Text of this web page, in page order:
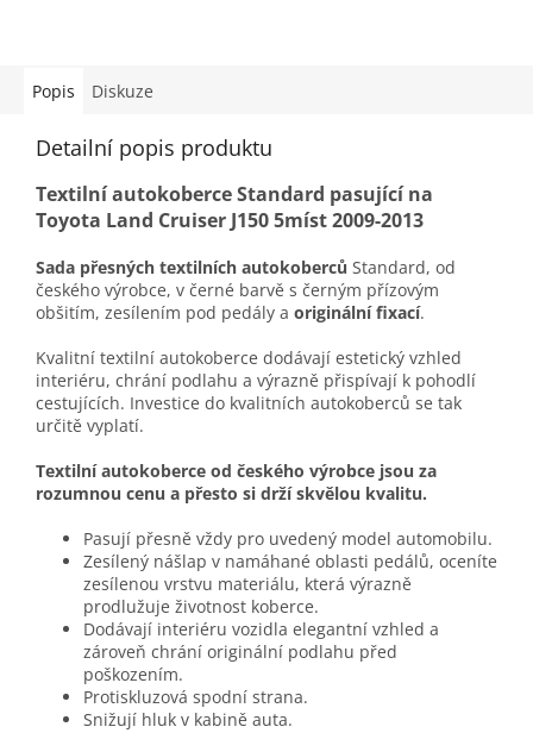
Popis Diskuze
Detailní popis produktu
Textilní autokoberce Standard pasující na
Toyota Land Cruiser J150 5míst 2009-2013
Sada přesných textilních autokoberců Standard, od
českého výrobce, v černé barvě s černým přízovým
obšitím, zesílením pod pedály a originální fixací.
Kvalitní textilní autokoberce dodávají estetický vzhled
interiéru, chrání podlahu a výrazně přispívají k pohodlí
cestujících. Investice do kvalitních autokoberců se tak
určitě vyplatí.
Textilní autokoberce od českého výrobce jsou za
rozumnou cenu a přesto si drží skvělou kvalitu.
Pasují přesně vždy pro uvedený model automobilu.
Zesílený nášlap v namáhané oblasti pedálů, oceníte
zesílenou vrstvu materiálu, která výrazně
prodlužuje životnost koberce.
Dodávají interiéru vozidla elegantní vzhled a
zároveň chrání originální podlahu před
poškozením.
Protiskluzová spodní strana.
Snižují hluk v kabině auta.